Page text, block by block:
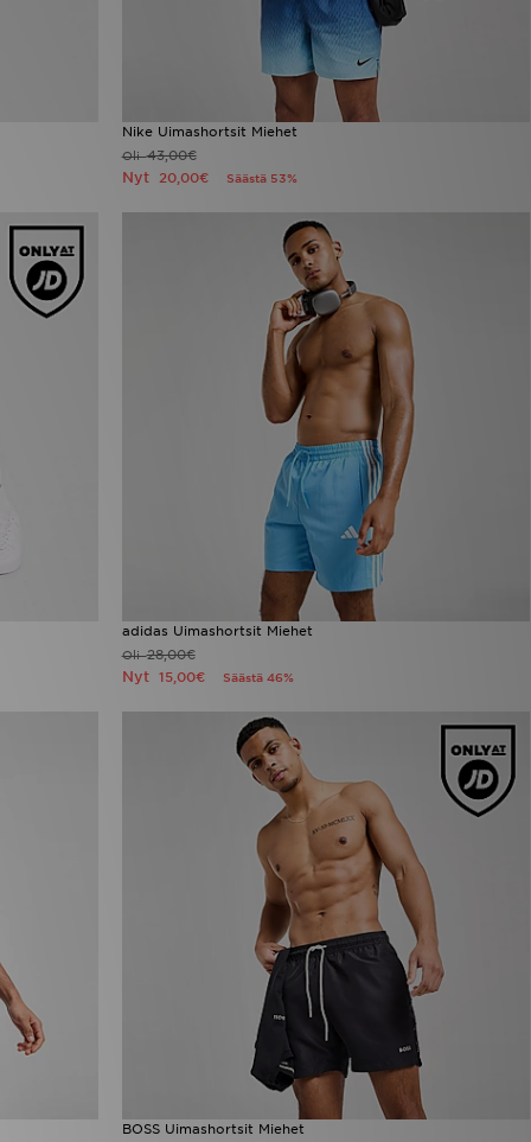
Nike Uimashortsit Miehet
Oli43,00€
Nyt 20,00€ Säästä 53%
adidas Uimashortsit Miehet
Oli28,00€
Nyt 15,00€ Säästä 46%
BOSS Uimashortsit Miehet